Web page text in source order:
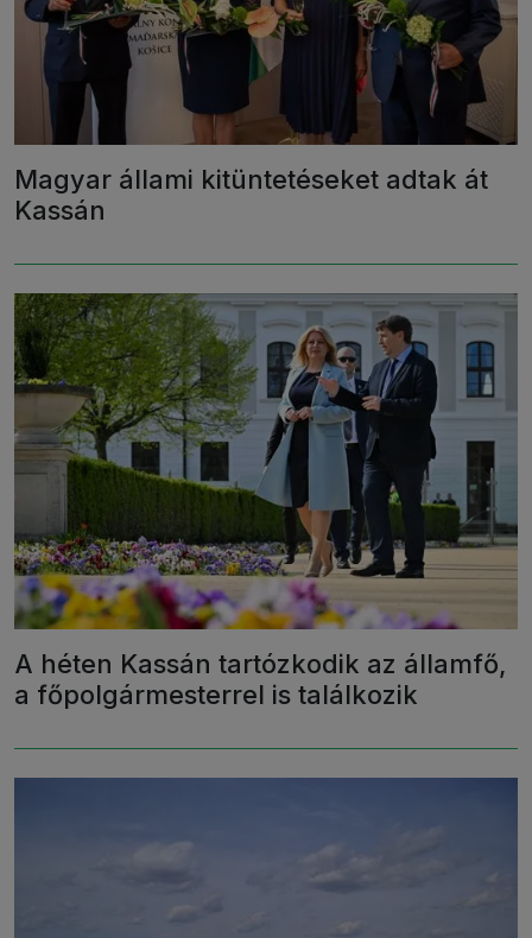
Magyar állami kitüntetéseket adtak át
Kassán
A héten Kassán tartózkodik az államfő,
a főpolgármesterrel is találkozik